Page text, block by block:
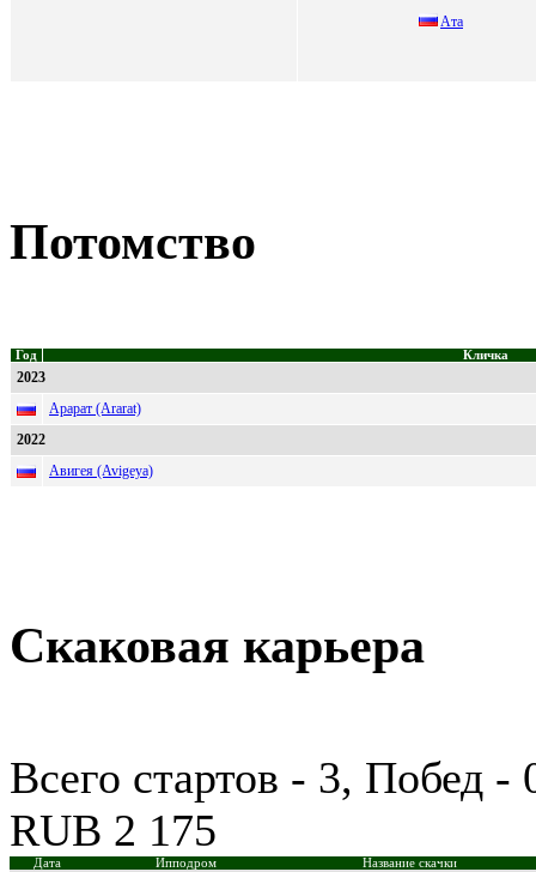
Aта
Потомство
Год Кличка
2023
Арарат (Ararat)
2022
Авигея (Avigeya)
Скаковая карьера
Всего стартов - 3, Побед
RUB 2 175
Дата Ипподром Название скачки